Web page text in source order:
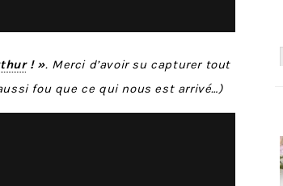
! ». Merci d’avoir su capturer tout
fou que ce qui nous est arrivé…)